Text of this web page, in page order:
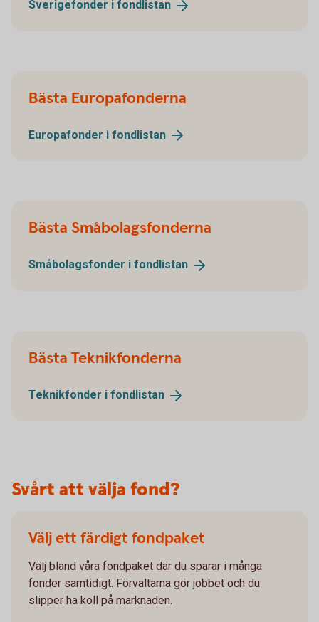
Sverigefonder i fondlistan
Bästa Europafonderna
Europafonder i fondlistan
Bästa Småbolagsfonderna
Småbolagsfonder i fondlistan
Bästa Teknikfonderna
Teknikfonder i fondlistan
Svårt att välja fond?
Välj ett färdigt fondpaket
Välj bland våra fondpaket där du sparar i många
fonder samtidigt. Förvaltarna gör jobbet och du
slipper ha koll på marknaden.